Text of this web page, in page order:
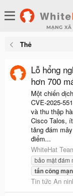
Thẻ
Lỗ hổng
hơn 700
Một chiến
CVE-2025-
và thu thập
Cisco Talos,
tảng đám
điểm...
WhiteHat
bảo mật đám
tấncông
Tin tức An